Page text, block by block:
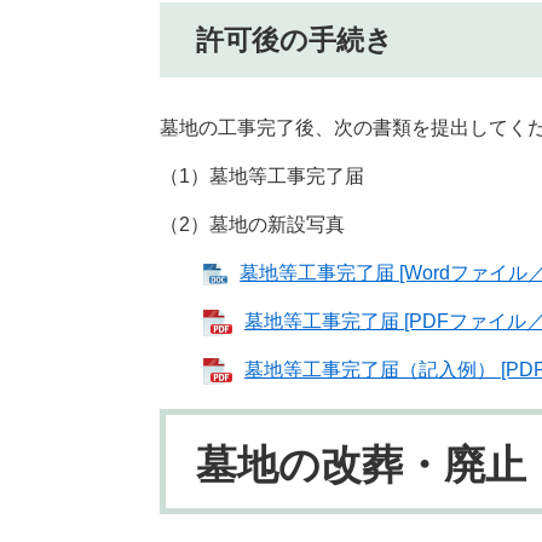
許可後の手続き
墓地の工事完了後、次の書類を提出してく
（1）墓地等工事完了届
（2）墓地の新設写真
墓地等工事完了届 [Wordファイル
墓地等工事完了届 [PDFファイル
墓地等工事完了届（記入例）
墓地の改葬・廃止